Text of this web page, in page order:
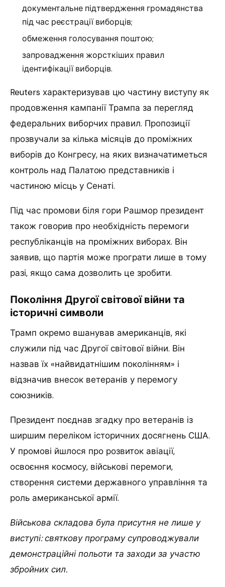
документальне підтвердження громадянства
під час реєстрації виборців;
обмеження голосування поштою;
запровадження жорсткіших правил
ідентифікації виборців.
Reuters характеризував цю частину виступу як
продовження кампанії Трампа за перегляд
федеральних виборчих правил. Пропозиції
прозвучали за кілька місяців до проміжних
виборів до Конгресу, на яких визначатиметься
контроль над Палатою представників і
частиною місць у Сенаті.
Під час промови біля гори Рашмор президент
також говорив про необхідність перемоги
республіканців на проміжних виборах. Він
заявив, що партія може програти лише в тому
разі, якщо сама дозволить це зробити.
Покоління Другої світової війни та
історичні символи
Трамп окремо вшанував американців, які
служили під час Другої світової війни. Він
назвав їх «найвидатнішим поколінням» і
відзначив внесок ветеранів у перемогу
союзників.
Президент поєднав згадку про ветеранів із
ширшим переліком історичних досягнень США.
У промові йшлося про розвиток авіації,
освоєння космосу, військові перемоги,
створення системи державного управління та
роль американської армії.
Військова складова була присутня не лише у
виступі: святкову програму супроводжували
демонстраційні польоти та заходи за участю
збройних сил.